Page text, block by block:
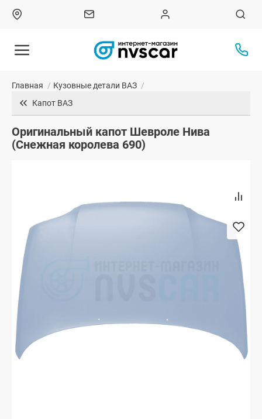
Главная / Кузовные детали ВАЗ /
Капот ВАЗ
Оригинальный капот Шевроле Нива
(Снежная королева 690)